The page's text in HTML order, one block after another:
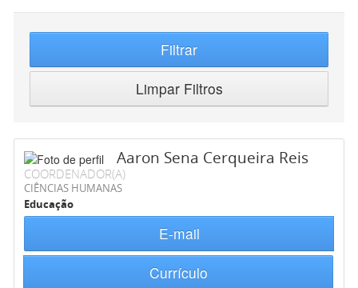
Filtrar
Limpar Filtros
Aaron Sena Cerqueira Reis
COORDENADOR(A)
CIÊNCIAS HUMANAS
Educação
E-mail
Currículo